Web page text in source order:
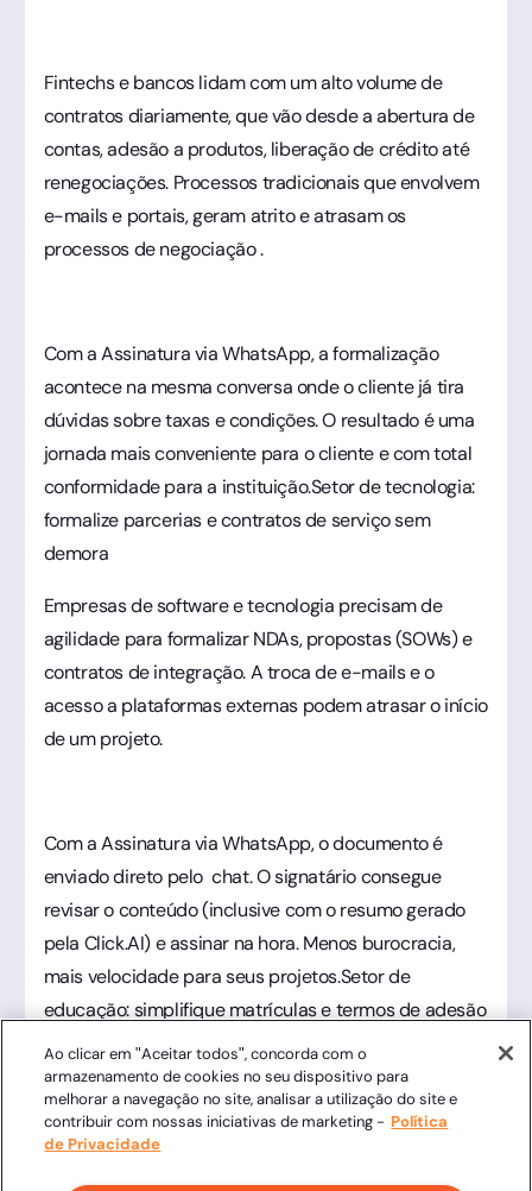
Fintechs e bancos lidam com um alto volume de
contratos diariamente, que vão desde a abertura de
contas, adesão a produtos, liberação de crédito até
renegociações. Processos tradicionais que envolvem
e-mails e portais, geram atrito e atrasam os
processos de negociação .
Com a Assinatura via WhatsApp, a formalização
acontece na mesma conversa onde o cliente já tira
dúvidas sobre taxas e condições. O resultado é uma
jornada mais conveniente para o cliente e com total
conformidade para a instituição.Setor de tecnologia:
formalize parcerias e contratos de serviço sem
demora
Empresas de software e tecnologia precisam de
agilidade para formalizar NDAs, propostas (SOWs) e
contratos de integração. A troca de e-mails e o
acesso a plataformas externas podem atrasar o início
de um projeto.
Com a Assinatura via WhatsApp, o documento é
enviado direto pelo chat. O signatário consegue
revisar o conteúdo (inclusive com o resumo gerado
pela Click.AI) e assinar na hora. Menos burocracia,
mais velocidade para seus projetos.Setor de
educação: simplifique matrículas e termos de adesão
Instituições de ensino precisam gerir com um grande
volume de documentos: matrículas, rematrículas,
termos de uso de plataformas digitais e autorizações.
Ao clicar em "Aceitar todos", concorda com o
armazenamento de cookies no seu dispositivo para
melhorar a navegação no site, analisar a utilização do site e
contribuir com nossas iniciativas de marketing - Política
de Privacidade